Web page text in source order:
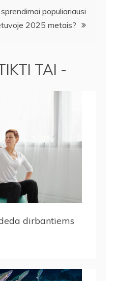
populiariausi
2025 metais?
TAI -
dirbantiems